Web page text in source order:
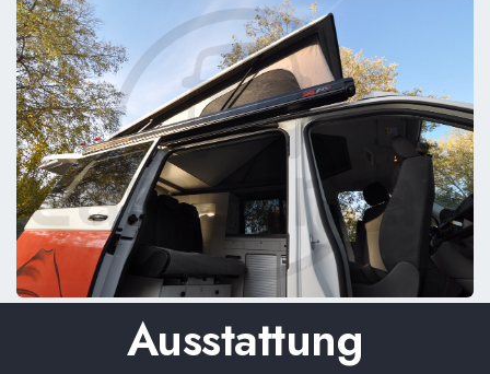
Ausstattung